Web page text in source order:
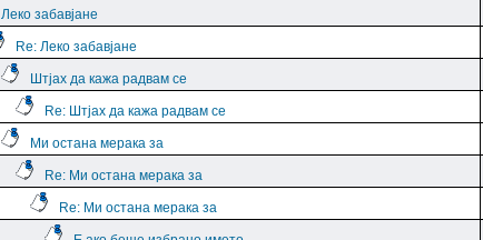
Леко забавјане
Re: Леко забавјане
Штјах да кажа радвам се
Re: Штјах да кажа радвам се
Ми остана мерака за
Re: Ми остана мерака за
Re: Ми остана мерака за